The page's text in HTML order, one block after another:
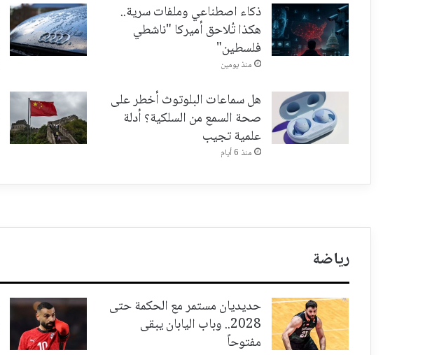
ذكاء اصطناعي وملفات سرية..
هكذا تُلاحق أميركا "ناشطي
فلسطين"
منذ يومين
هل سماعات البلوتوث أخطر على
صحة السمع من السلكية؟ أدلة
علمية تجيب
منذ 6 أيام
رياضة
حديديان مستمر مع الحكمة حتى
2028.. وباب اليابان يبقى
مفتوحاً